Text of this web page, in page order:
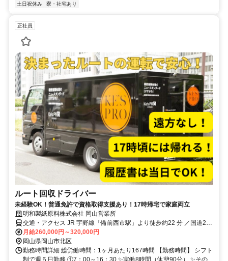
土日祝休み
寮・社宅あり
正社員
ルート回収ドライバー
未経験OK！普通免許で資格取得支援あり！17時帰宅で家庭両立
明和製紙原料株式会社 岡山営業所
交通・アクセス JR 宇野線「備前西市駅」より徒歩約22 分 ／国道2
号線バイパス「青江交差点」より車で約3 分
月給260,000円～320,000円
岡山県岡山市北区
勤務時間詳細 総労働時間：1ヶ月あたり167時間 【勤務時間】 シフト
制で週５日勤務 ①7：00～16：30 ✨実働8時間（休憩90分） ✨その